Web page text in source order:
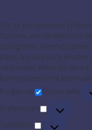
Um dir ein optimales
Cookies, um
zuzugreifen. Wenn du
Daten wie das Surfverhalten
verarbeiten. Wenn du deine
können bestimmte
Funktional
Funktional
Immer aktiv
Präferenzen
Statistiken